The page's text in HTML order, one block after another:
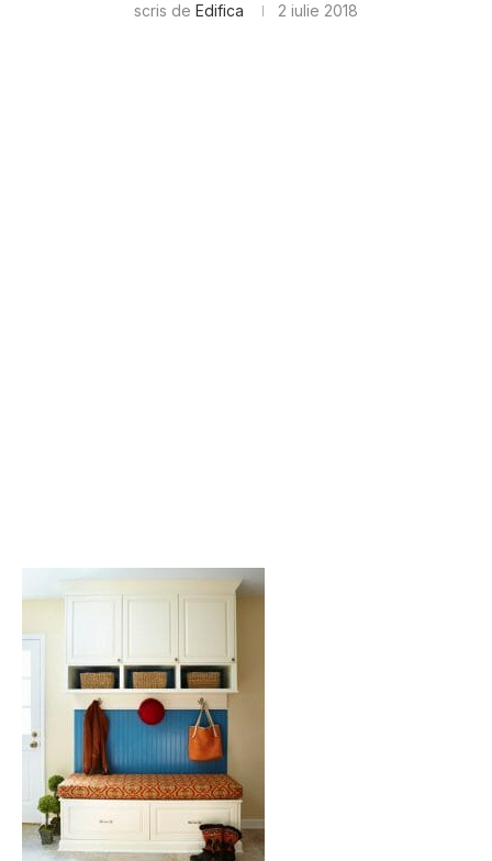
scris de Edifica 2 iulie 2018